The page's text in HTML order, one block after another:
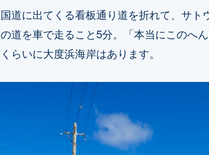
国道に出てくる看板通り道を折れて、サト
の道を車で走ること5分。「本当にこのへ
くらいに大度浜海岸はあります。